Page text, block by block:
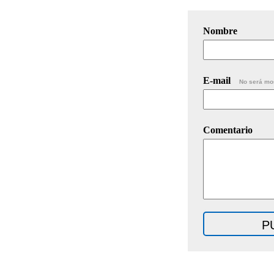
Nombre
E-mail No será
Comentario